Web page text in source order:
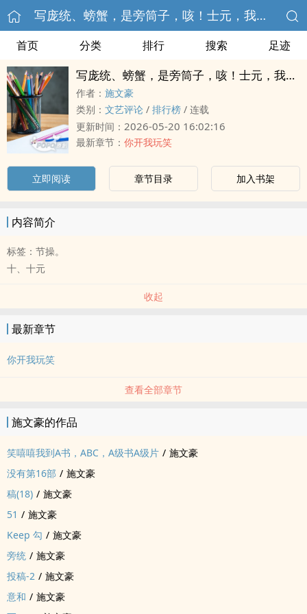
写庞统、螃蟹，是旁筒子，咳！士元，我是开玩笑的。
首页 分类 排行 搜索 足迹
写庞统、螃蟹，是旁筒子，咳！士元，我是开玩笑的。
作者： 施文豪
类别： 文艺评论 / 排行榜 / 连载
更新时间： 2026-05-20 16:02:16
最新章节： 你开我玩笑
立即阅读 章节目录 加入书架
内容简介
标签：节操。
十、十元
收起
最新章节
你开我玩笑
查看全部章节
施文豪的作品
笑嘻嘻我到A书，ABC，A级书A级片 / 施文豪
没有第16部 / 施文豪
稿(18) / 施文豪
51 / 施文豪
Keep 勾 / 施文豪
旁统 / 施文豪
投稿-2 / 施文豪
意和 / 施文豪